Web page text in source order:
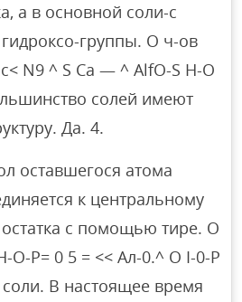
а в основной соли-с
группы. О ч-ов
N9 ^ S Ca — ^ AlfO-S H-O
солей имеют
Да. 4.
оставшегося атома
к центральному
остатка с помощью тире. О
О-Р= 0 5 = << Ал-0.^ O I-0-P
В настоящее время